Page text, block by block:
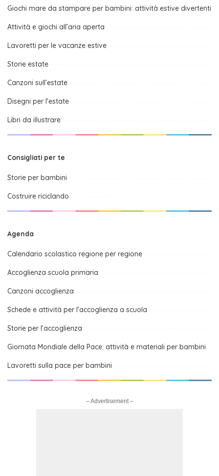
Giochi mare da stampare per bambini: attività estive divertenti
Attività e giochi all’aria aperta
Lavoretti per le vacanze estive
Storie estate
Canzoni sull’estate
Disegni per l’estate
Libri da illustrare
Consigliati per te
Storie per bambini
Costruire riciclando
Agenda
Calendario scolastico regione per regione
Accoglienza scuola primaria
Canzoni accoglienza
Schede e attività per l’accoglienza a scuola
Storie per l’accoglienza
Giornata Mondiale della Pace: attività e materiali per bambini
Lavoretti sulla pace per bambini
– Advertisement –